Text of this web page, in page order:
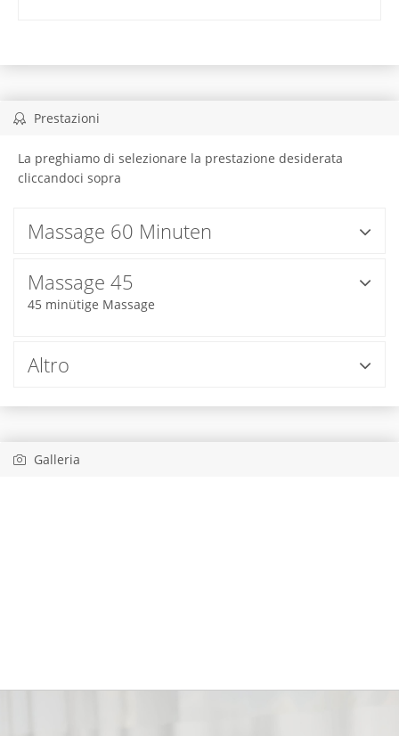
Prestazioni
La preghiamo di selezionare la prestazione desiderata
cliccandoci sopra
Massage 60 Minuten
Massage 45
45 minütige Massage
Altro
Galleria